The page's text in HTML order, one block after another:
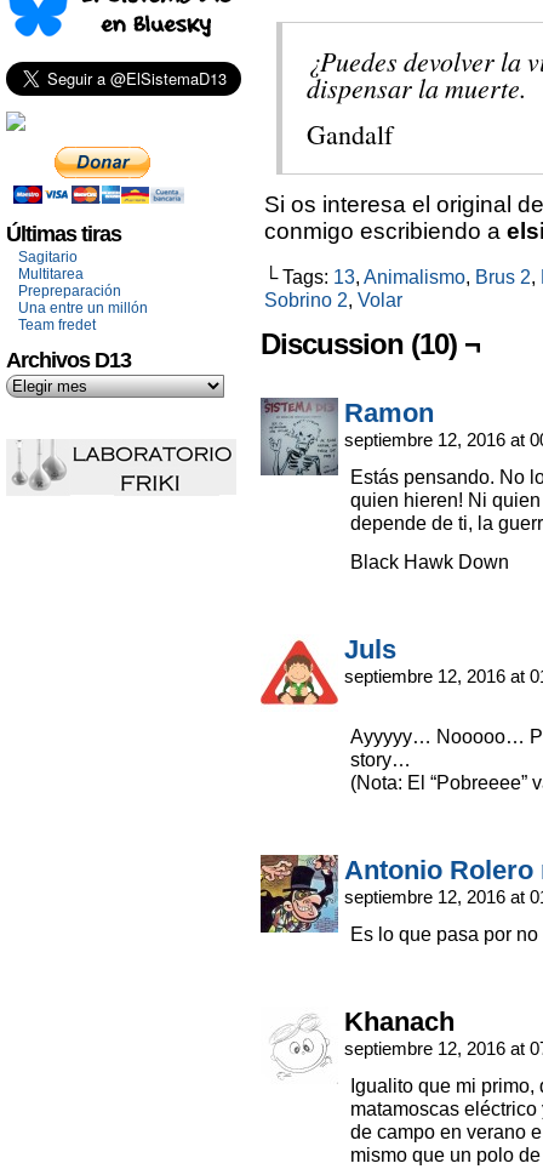
Últimas tiras
Sagitario
Multitarea
Prepreparación
Una entre un millón
Team fredet
Archivos D13
¿Puedes devolver la
dispensar la muerte.
Gandalf
Si os interesa el original
conmigo escribiendo a
└ Tags: 13, Animalismo, Brus 2,
Sobrino 2, Volar
Discussion (10) ¬
Ramon
septiembre 12, 2016 at
Estás pensando. No
quien hieren! Ni
depende de ti, la
Black Hawk Down
Juls
septiembre 12, 2016 at
Ayyyyy… Nooooo…
story…
(Nota: El “Pobreeee”
Antonio Rolero
septiembre 12, 2016 at
Es lo que pasa por
Khanach
septiembre 12, 2016 at
Igualito que mi
matamoscas
de campo en verano
mismo que un polo